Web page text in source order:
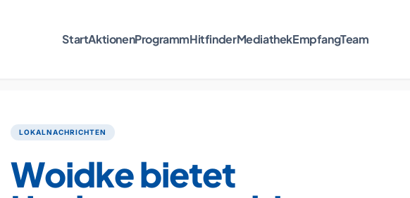
StartAktionenProgrammHitfinderMediathekEmpfangTeam
LOKALNACHRICHTEN
Woidke bietet